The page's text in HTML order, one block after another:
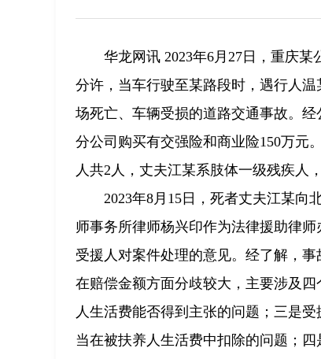
华龙网讯 2023年6月27日，重庆
分许，当车行驶至某路段时，遇行人
场死亡、车辆受损的道路交通事故。
分公司购买有交强险和商业险150万元
人共2人，丈夫江某系肢体一级残疾人
2023年8月15日，死者丈夫江某向
师事务所律师杨兴印作为法律援助律
受援人对案件处理的意见。经了解，
在赔偿金额方面分歧较大，主要涉及
人生活费能否得到主张的问题；三是
当在被扶养人生活费中扣除的问题；